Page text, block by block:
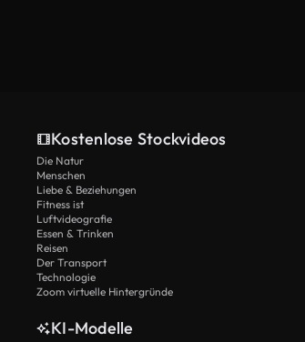
Kostenlose Stockvideos
Die Natur
Menschen
Liebe & Beziehungen
Fitness ist
Luftvideografie
Essen & Trinken
Reisen
Der Transport
Technologie
Zoom virtuelle Hintergründe
KI-Modelle